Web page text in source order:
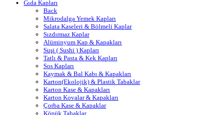
Gıda Kapları
Back
Mikrodalga Yemek Kapları
Salata Kaseleri & Bölmeli Kaplar
Sızdırmaz Kaplar
Alüminyum Kap & Kapakları
Suşi ( Sushi ) Kapları
Tatlı & Pasta & Kek Kapları
Sos Kapları
Kaymak & Bal Kabı & Kapakları
Karton(Ekolojik) & Plastik Tabaklar
Karton Kase & Kapakları
Karton Kovalar & Kapakları
Çorba Kase & Kapaklar
Köpük Tabaklar